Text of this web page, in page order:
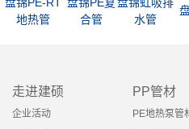
地热管
合管
水管
走进建硕
企业活动
PP管材
PE地热泵管